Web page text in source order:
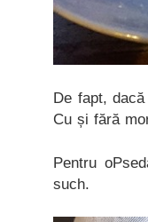
De fapt,
Cu și fără
Pentru
such.